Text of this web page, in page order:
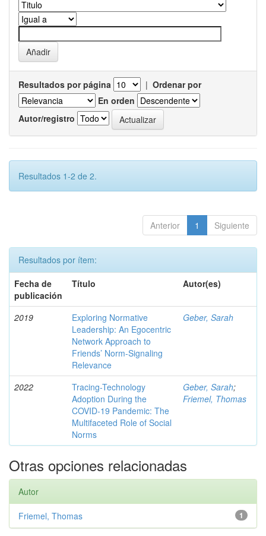
Resultados por página | Ordenar por
En orden
Autor/registro
Resultados 1-2 de 2.
Anterior 1 Siguiente
Resultados por ítem:
Fecha de
publicación
Título Autor(es)
2019
Exploring Normative
Leadership: An Egocentric
Network Approach to
Friends’ Norm-Signaling
Relevance
Geber, Sarah
2022
Tracing-Technology
Adoption During the
COVID-19 Pandemic: The
Multifaceted Role of Social
Norms
Geber, Sarah;
Friemel, Thomas
Otras opciones relacionadas
Autor
1
Friemel, Thomas